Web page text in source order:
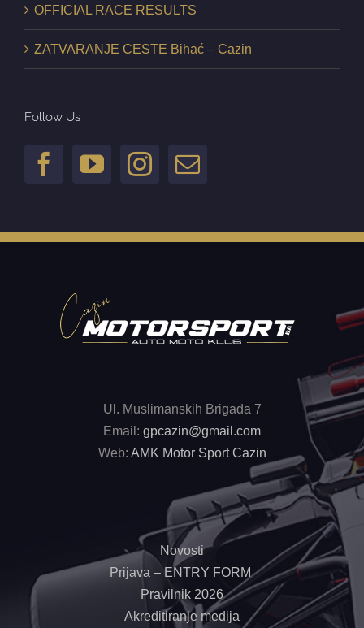
OFFICIAL RACE RESULTS
ZATVARANJE CESTE Bihać – Cazin
Follow Us
Ul. Muslimanskih Brigada 7
Email: gpcazin@gmail.com
Web: AMK Motor Sport Cazin
Novosti
Prijava – ENTRY FORM
Pravilnik 2026
Akreditiranje medija